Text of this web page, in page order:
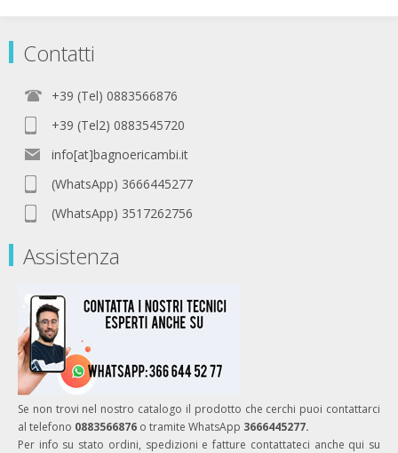
Contatti
+39 (Tel) 0883566876
+39 (Tel2) 0883545720
info[at]bagnoericambi.it
(WhatsApp) 3666445277
(WhatsApp) 3517262756
Assistenza
Se non trovi nel nostro catalogo il prodotto che cerchi puoi contattarci
al telefono 0883566876 o tramite WhatsApp 3666445277.
Per info su stato ordini, spedizioni e fatture contattateci anche qui su